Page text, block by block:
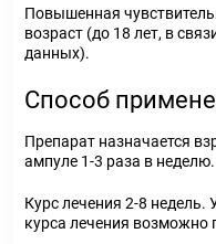
Повышенная
возраст (до 18 лет, в
данных).
Способ
Препарат назначается
ампуле 1-3 раза в неделю.
Курс лечения 2-8 недель.
курса лечения возможно